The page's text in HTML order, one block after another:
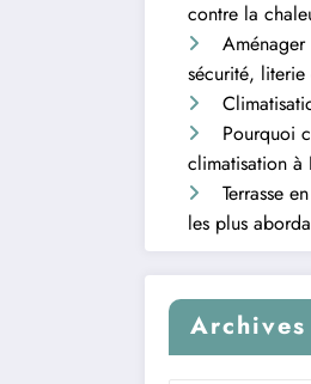
contre la
Aménager
sécurité,
Pourquoi
climatisation à
Terrasse
les plus
Archives